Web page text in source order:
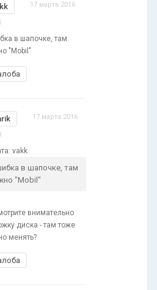
17 марта 2016
в шапочке, там
"Mobil"
17 марта 2016
vakk
в шапочке, там
"Mobil"
внимательно
диска - там тоже
менять?